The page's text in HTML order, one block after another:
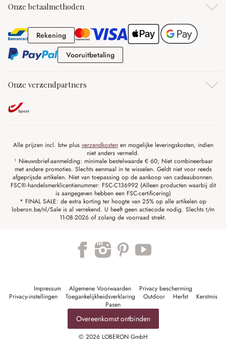
Onze betaalmethoden
RekeningRekening
VooruitbetalingVooruitbetaling
Onze verzendpartners
Alle prijzen incl. btw plus verzendkostenen mogelijke leveringskosten, indien
niet anders vermeld.
¹ Nieuwsbrief-aanmelding: minimale bestelwaarde € 60; Niet combineerbaar
met andere promoties. Slechts eenmaal in te wisselen. Geldt niet voor reeds
afgeprijsde artikelen. Niet van toepassing op de aankoop van cadeaubonnen.
FSC®-handelsmerklicentienummer: FSC-C136992 (Alleen producten waarbij dit
is aangegeven hebben een FSC-certificering)
* FINAL SALE: de extra korting ter hoogte van 25% op alle artikelen op
loberon.be/nl/Sale is al verrekend. U heeft geen actiecode nodig. Slechts t/m
11-08-2026 of zolang de voorraad strekt.
Impressum Algemene Voorwaarden
Privacy bescherming
Privacy-instellingen
Toegankelijkheidsverklaring Outdoor Herfst
Kerstmis
Pasen
Overeenkomst ontbinden
© 2026 LOBERON GmbH